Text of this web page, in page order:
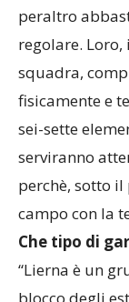
peraltro
regolare.
squadra,
fisicamente e
sei-sette
serviranno
perchè, sotto
campo con la
Che tipo di
“Lierna è un